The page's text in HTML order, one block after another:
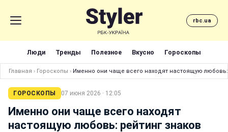
rbc.ua
Люди Тренды Полезное Вкусно Гороскопы
Главная › Гороскопы › Именно они чаще всего находят настоящую
ГОРОСКОПЫ 07 июня 2026 · 12:05
Именно они чаще всего находят
настоящую любовь: рейтинг знаков